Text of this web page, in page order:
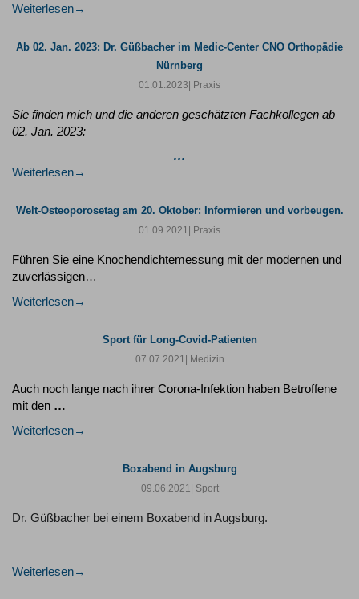
Weiterlesen
Ab 02. Jan. 2023: Dr. Güßbacher im Medic-Center CNO Orthopädie
Nürnberg
01.01.2023| Praxis
Sie finden mich und die anderen geschätzten Fachkollegen ab
02. Jan. 2023:
…
Weiterlesen
Welt-Osteoporosetag am 20. Oktober: Informieren und vorbeugen.
01.09.2021 | Praxis
Führen Sie eine Knochendichtemessung mit der modernen und
zuverlässigen…
Weiterlesen
Sport für Long-Covid-Patienten
07.07.2021 | Medizin
Auch noch lange nach ihrer Corona-Infektion haben Betroffene
mit den …
Weiterlesen
Boxabend in Augsburg
09.06.2021 | Sport
Dr. Güßbacher bei einem Boxabend in Augsburg.
Weiterlesen